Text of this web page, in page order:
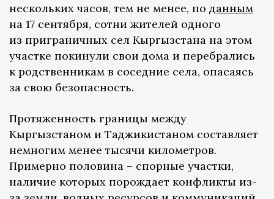
нескольких часов, тем не менее, по данным
на 17 сентября, сотни жителей одного
из приграничных сел Кыргызстана на этом
участке покинули свои дома и перебрались
к родственникам в соседние села, опасаясь
за свою безопасность.
Протяженность границы между
Кыргызстаном и Таджикистаном составляет
немногим менее тысячи километров.
Примерно половина – спорные участки,
наличие которых порождает конфликты из-